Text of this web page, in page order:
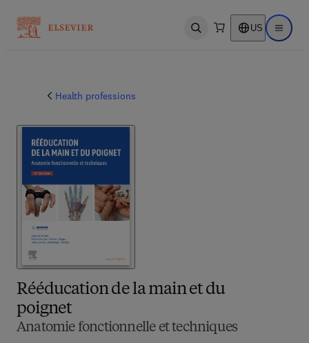
Open search US Open
Health professions
Rééducation de la main et du
poignet
Anatomie fonctionnelle et techniques